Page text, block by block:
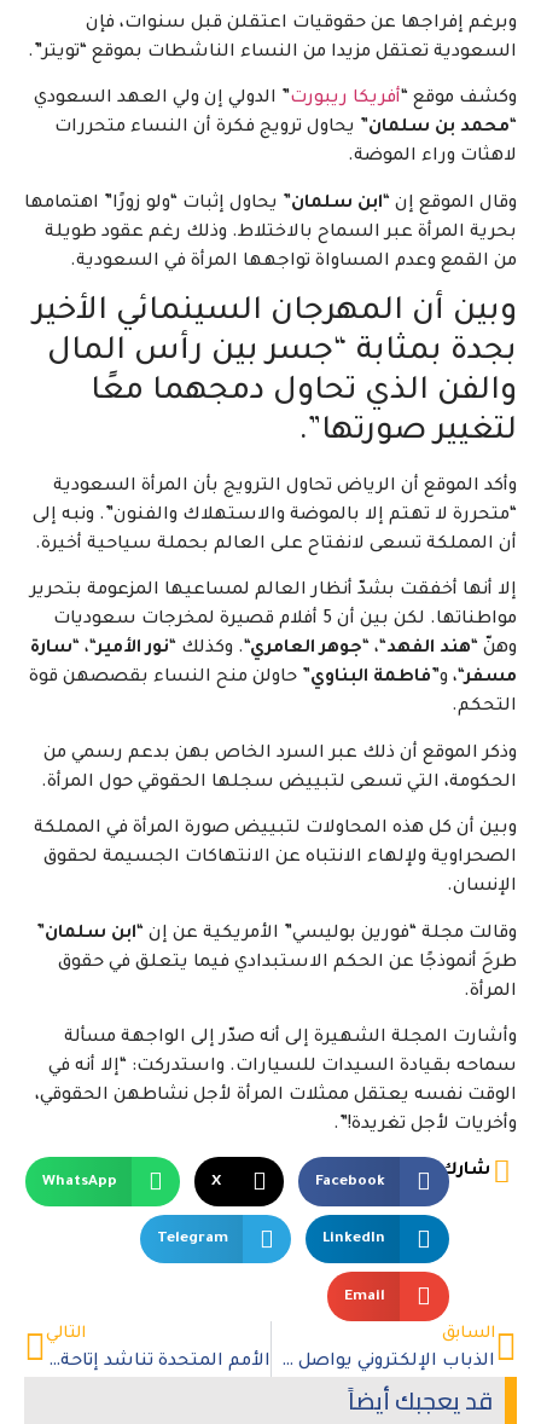
وبرغم إفراجها عن حقوقيات اعتقلن قبل سنوات، فإن
السعودية تعتقل مزيدا من النساء الناشطات بموقع “تويتر”.
وكشف موقع “أفريكا ريبورت” الدولي إن ولي العهد السعودي
“محمد بن سلمان” يحاول ترويج فكرة أن النساء متحررات
لاهثات وراء الموضة.
وقال الموقع إن “ابن سلمان” يحاول إثبات “ولو زورًا” اهتمامها
بحرية المرأة عبر السماح بالاختلاط. وذلك رغم عقود طويلة
من القمع وعدم المساواة تواجهها المرأة في السعودية.
وبين أن المهرجان السينمائي الأخير
بجدة بمثابة “جسر بين رأس المال
والفن الذي تحاول دمجهما معًا
لتغيير صورتها”.
وأكد الموقع أن الرياض تحاول الترويج بأن المرأة السعودية
“متحررة لا تهتم إلا بالموضة والاستهلاك والفنون”. ونبه إلى
أن المملكة تسعى لانفتاح على العالم بحملة سياحية أخيرة.
إلا أنها أخفقت بشدّ أنظار العالم لمساعيها المزعومة بتحرير
مواطناتها. لكن بين أن 5 أفلام قصيرة لمخرجات سعوديات
وهنّ “هند الفهد“، “جوهر العامري“. وكذلك “نور الأمير“، “سارة
مسفر“، و”فاطمة البناوي” حاولن منح النساء بقصصهن قوة
التحكم.
وذكر الموقع أن ذلك عبر السرد الخاص بهن بدعم رسمي من
الحكومة، التي تسعى لتبييض سجلها الحقوقي حول المرأة.
وبين أن كل هذه المحاولات لتبييض صورة المرأة في المملكة
الصحراوية ولإلهاء الانتباه عن الانتهاكات الجسيمة لحقوق
الإنسان.
وقالت مجلة “فورين بوليسي” الأمريكية عن إن “ابن سلمان”
طرحَ أنموذجًا عن الحكم الاستبدادي فيما يتعلق في حقوق
المرأة.
وأشارت المجلة الشهيرة إلى أنه صدّر إلى الواجهة مسألة
سماحه بقيادة السيدات للسيارات. واستدركت: “إلا أنه في
الوقت نفسه يعتقل ممثلات المرأة لأجل نشاطهن الحقوقي،
وأخريات لأجل تغريدة!”.
شارك
Facebook
X
WhatsApp
LinkedIn
Telegram
Email
السابق
الذباب الإلكتروني يواصل حملته ضد “حنان دشتي”
التالي
الأمم المتحدة تناشد إتاحة الوصول للمحتاجين في أوكرانيا عبر خطوط التماس
قد يعجبك أيضاً